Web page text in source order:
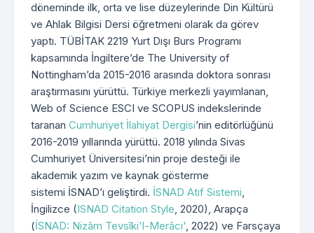
döneminde ilk, orta ve lise düzeylerinde Din Kültürü
ve Ahlak Bilgisi Dersi öğretmeni olarak da görev
yaptı. TÜBİTAK 2219 Yurt Dışı Burs Programı
kapsamında İngiltere’de The University of
Nottingham’da 2015-2016 arasında doktora sonrası
araştırmasını yürüttü. Türkiye merkezli yayımlanan,
Web of Science ESCI ve SCOPUS indekslerinde
taranan Cumhuriyet İlahiyat Dergisi’nin editörlüğünü
2016-2019 yıllarında yürüttü. 2018 yılında Sivas
Cumhuriyet Üniversitesi’nin proje desteği ile
akademik yazım ve kaynak gösterme
sistemi İSNAD’ı geliştirdi. İSNAD Atıf Sistemi,
İngilizce (ISNAD Citation Style, 2020), Arapça
(İSNAD: Nizâm Tevsîki'l-Merâci', 2022) ve Farsçaya